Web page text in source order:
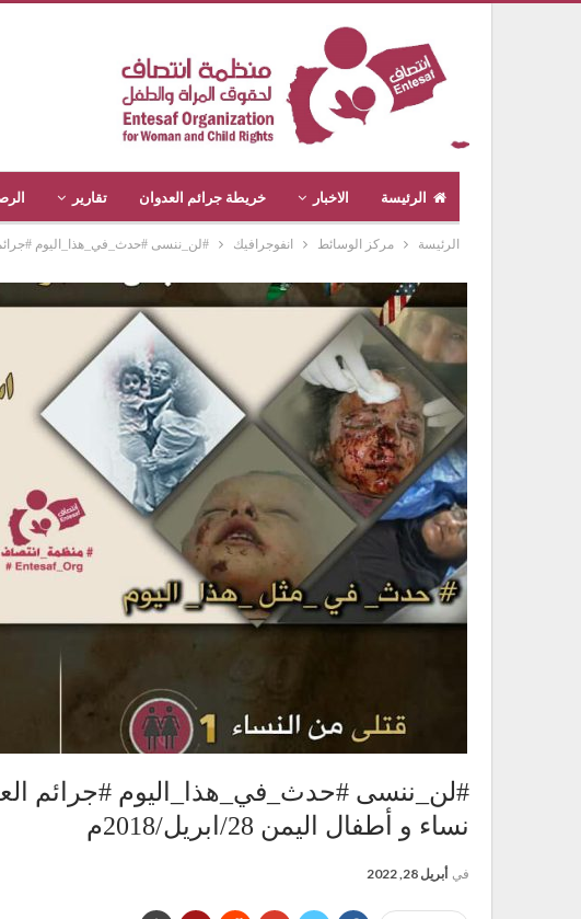
الرئيسة الاخبار خريطة جرائم العدوان تقارير
الرئيسة مركز الوسائط انفوجرافيك #لن_ننسى #حدث_في_هذا_اليوم #جرائم
#لن_ننسى #حدث_في_هذا_اليوم #جرائم
نساء و أطفال اليمن 28/ابريل/2018م
في أبريل 28, 2022